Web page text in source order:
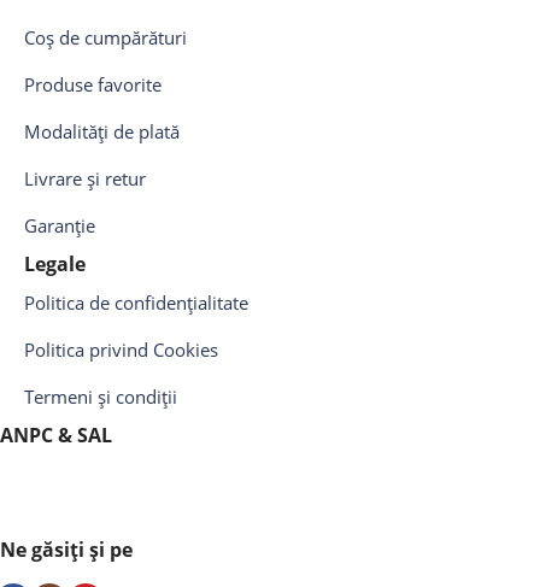
Coș de cumpărături
Produse favorite
Modalități de plată
Livrare și retur
Garanție
Legale
Politica de confidențialitate
Politica privind Cookies
Termeni și condiții
ANPC & SAL
Ne găsiți și pe